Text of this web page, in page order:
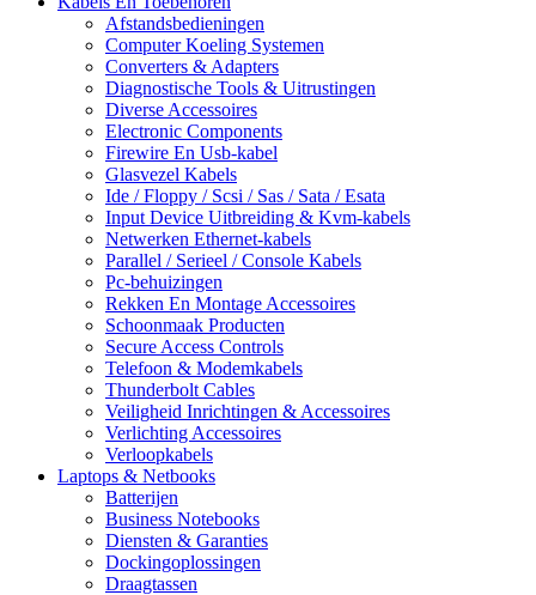
Afstandsbedieningen
Computer Koeling Systemen
Converters & Adapters
Diagnostische Tools & Uitrustingen
Diverse Accessoires
Electronic Components
Firewire En Usb-kabel
Glasvezel Kabels
Ide / Floppy / Scsi / Sas / Sata / Esata
Input Device Uitbreiding & Kvm-kabels
Netwerken Ethernet-kabels
Parallel / Serieel / Console Kabels
Pc-behuizingen
Rekken En Montage Accessoires
Schoonmaak Producten
Secure Access Controls
Telefoon & Modemkabels
Thunderbolt Cables
Veiligheid Inrichtingen & Accessoires
Verlichting Accessoires
Verloopkabels
Laptops & Netbooks
Batterijen
Business Notebooks
Diensten & Garanties
Dockingoplossingen
Draagtassen